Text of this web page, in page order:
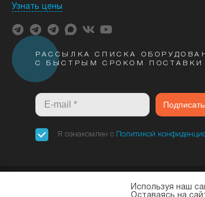
Узнать цены
РАССЫЛКА СПИСКА
С БЫСТРЫМ СРОКОМ ПОСТАВКИ
Я ознакомлен с Политикой
«Элтекс
Используя наш